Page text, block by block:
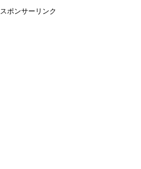
スポンサーリンク